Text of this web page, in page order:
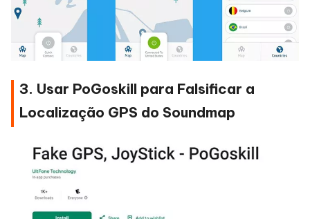
3. Usar PoGoskill para Falsificar a
Localização GPS do Soundmap